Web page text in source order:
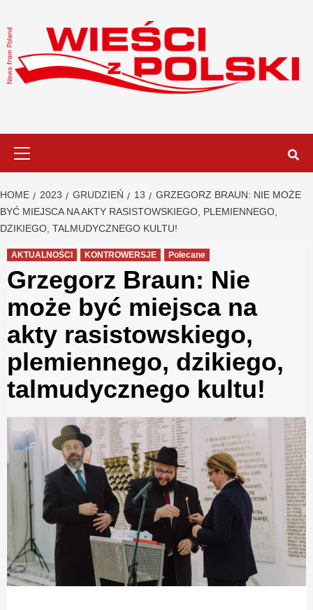
to
content
HOME 2023 GRUDZIEŃ 13
GRZEGORZ BRAUN: NIE MOŻE
BYĆ MIEJSCA NA AKTY RASISTOWSKIEGO, PLEMIENNEGO,
DZIKIEGO, TALMUDYCZNEGO KULTU!
AKTUALNOŚCI KONTROWERSJE Polecane
Grzegorz Braun: Nie
może być miejsca na
akty rasistowskiego,
plemiennego, dzikiego,
talmudycznego kultu!